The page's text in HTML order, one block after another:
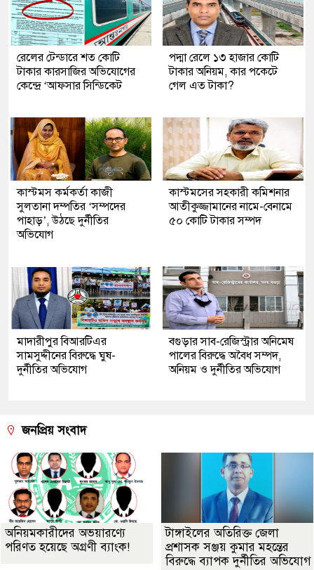
রেলের টেন্ডারে শত কোটি
টাকার কারসাজির অভিযোগের
কেন্দ্রে ‘আফসার সিন্ডিকেট
পদ্মা রেলে ১৩ হাজার কোটি
টাকার অনিয়ম, কার পকেটে
গেল এত টাকা?
কাস্টমস কর্মকর্তা কাজী
সুলতানা দম্পতির ‘সম্পদের
পাহাড়’, উঠছে দুর্নীতির
অভিযোগ
কাস্টমসের সহকারী কমিশনার
আতীকুজ্জামানের নামে-বেনামে
৫০ কোটি টাকার সম্পদ
মাদারীপুর বিআরটিএর
সামসুদ্দীনের বিরুদ্ধে ঘুষ-
দুর্নীতির অভিযোগ
বগুড়ার সাব-রেজিস্ট্রার অনিমেষ
পালের বিরুদ্ধে অবৈধ সম্পদ,
অনিয়ম ও দুর্নীতির অভিযোগ
জনপ্রিয় সংবাদ
অনিয়মকারীদের অভয়ারণ্যে
পরিণত হয়েছে অগ্রণী ব্যাংক!
টাঙ্গাইলের অতিরিক্ত জেলা
প্রশাসক সঞ্জয় কুমার মহন্তের
বিরুদ্ধে ব্যাপক দুর্নীতির অভিযোগ